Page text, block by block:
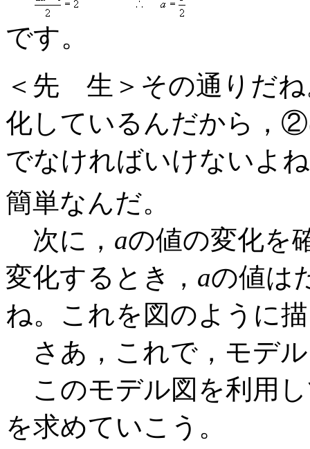
です。
＜先 生＞その通りだ
化しているんだから
でなければいけないよ
簡単なんだ。
次に， aの値の変化
変化するとき， aの値は
ね。これを図のように
さあ，これで，モデ
このモデル図を利用
を求めていこう。